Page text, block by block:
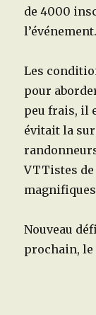
de 4000
l’événement.
Les
pour
peu frais, il
évitait la
VTTistes
magnifiques
Nouveau
prochain, le